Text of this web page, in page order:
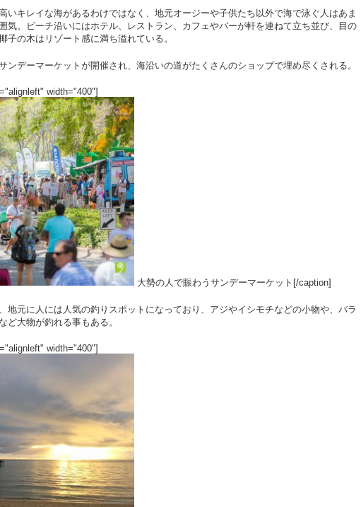
いキレイな海があるわけではなく、地元オージーや子供たち以外で海で泳ぐ人はあま
気。ビーチ沿いにはホテル、レストラン、カフェやバーが軒を連ねて立ち並び、目の
の木はリゾート感に満ち溢れている。
ンデーマーケットが開催され、海沿いの道がたくさんのショップで埋め尽くされる。
width="400"]
大勢の人で賑わうサンデーマーケット[/caption]
地元に人には人気の釣りスポットになっており、アジやイシモチなどの小物や、バラ
ど大物が釣れる事もある。
width="400"]